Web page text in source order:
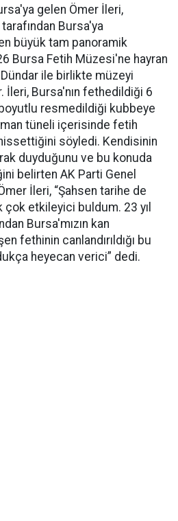
gelen Ömer İleri,
Bursa'ya
en büyük tam panoramik
Bursa Fetih Müzesi'ne hayran
ile birlikte müzeyi
İleri, Bursa'nın fethedildiği 6
resmedildiği kubbeye
tüneli içerisinde fetih
hissettiğini söyledi. Kendisinin
duyduğunu ve bu konuda
belirten AK Parti Genel
İleri, “Şahsen tarihe de
çok etkileyici buldum. 23 yıl
Bursa'mızın kan
fethinin canlandırıldığı bu
heyecan verici” dedi.